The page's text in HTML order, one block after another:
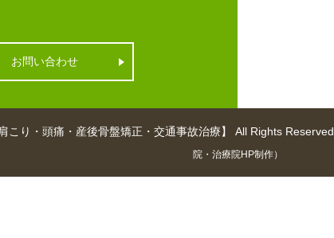
お問い合わせ
り・頭痛・産後骨盤矯正・交通事故治療】 All Rights Reserved.
院・治療院HP制作）